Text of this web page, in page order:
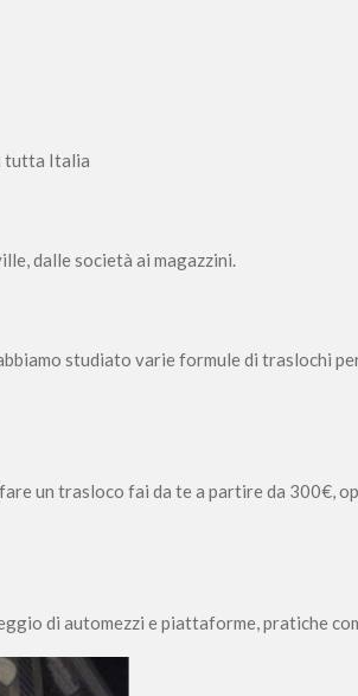
tutta Italia
dalle società ai magazzini.
studiato varie formule di traslochi
un trasloco fai da te a partire da 300€,
di automezzi e piattaforme, pratiche